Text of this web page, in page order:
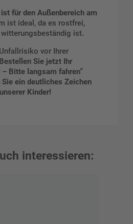
für den Außenbereich am
ist ideal, da es rostfrei,
ist.
vor Ihrer
Bestellen Sie jetzt Ihr
– Bitte langsam fahren“
ein deutliches Zeichen
Kinder!
interessieren: